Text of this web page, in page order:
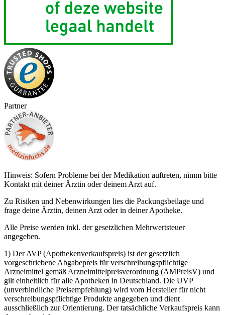
Partner
Hinweis: Sofern Probleme bei der Medikation auftreten, nimm bitte
Kontakt mit deiner Ärztin oder deinem Arzt auf.
Zu Risiken und Nebenwirkungen lies die Packungsbeilage und
frage deine Ärztin, deinen Arzt oder in deiner Apotheke.
Alle Preise werden inkl. der gesetzlichen Mehrwertsteuer
angegeben.
1) Der AVP (Apothekenverkaufspreis) ist der gesetzlich
vorgeschriebene Abgabepreis für verschreibungspflichtige
Arzneimittel gemäß Arzneimittelpreisverordnung (AMPreisV) und
gilt einheitlich für alle Apotheken in Deutschland. Die UVP
(unverbindliche Preisempfehlung) wird vom Hersteller für nicht
verschreibungspflichtige Produkte angegeben und dient
ausschließlich zur Orientierung. Der tatsächliche Verkaufspreis kann